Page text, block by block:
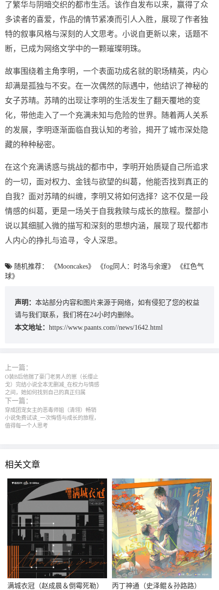
了繁华与阴暗交织的都市生活。该作自发布以来，赢得了众
多读者的喜爱，作品的情节紧凑而引人入胜，展现了作者独
特的叙事风格与深刻的人文思考。小说自更新以来，话题不
断，已成为网络文学中的一颗璀璨明珠。
故事围绕着主角李明，一个表面功成名就的职场精英，内心
却满是孤独与不安。在一次偶然的际遇中，他结识了神秘的
女子苏晴。苏晴的出现让李明的生活发生了翻天覆地的变
化，带他走入了一个充满未知与危险的世界。随着两人关系
的发展，李明逐渐面临自我认知的考验，揭开了城市深处隐
藏的种种秘密。
在这个充满诱惑与挑战的都市中，李明开始质疑自己所追求
的一切，面对权力、金钱与欲望的纠葛，他能否找到真正的
自我？面对苏晴的纠缠，李明又将如何选择？这不仅是一段
情感的纠葛，更是一场关于自我救赎与成长的旅程。整部小
说以其细腻入微的描写和深刻的思想内涵，展现了现代都市
人内心的挣扎与追寻，令人深思。
随机推荐： 《Mooncakes》 《fog同人：时洛与余邃》
《红色气
球》
声明： 本站部分内容和图片来源于网络，如有侵犯了您的权益
请与我们联系，我们将在24小时内删除。
本文地址： https://www.paants.com//news/1642.html
上一篇：
O装B后他揣了豪门老男人的崽（长缨止
戈）完结小说全本无删减_在权力与情感
之间，她如何找到自己的真正归属
下一篇：
穿成团宠女主的恶毒师姐（清翎）畅销
小说免费试读_一次悔悟与成长的旅程，
值得每一个人思考
相关文章
满城衣冠（赵成晨＆倒霉死勒） 丙丁神通（史泽鲲＆孙路路）